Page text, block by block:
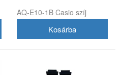
AQ-E10-1B Casio szíj